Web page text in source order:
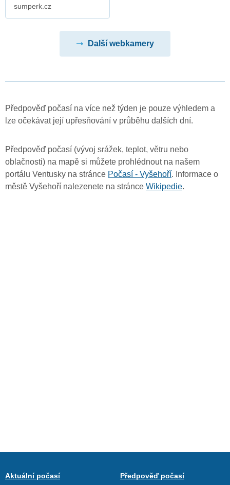
sumperk.cz
Další webkamery
Předpověď počasí na více než týden je pouze výhledem a
lze očekávat její upřesňování v průběhu dalších dní.
Předpověď počasí (vývoj srážek, teplot, větru nebo
oblačnosti) na mapě si můžete prohlédnout na našem
portálu Ventusky na stránce Počasí - Vyšehoří. Informace o
městě Vyšehoří nalezenete na stránce Wikipedie.
Aktuální počasí
Předpověď počasí